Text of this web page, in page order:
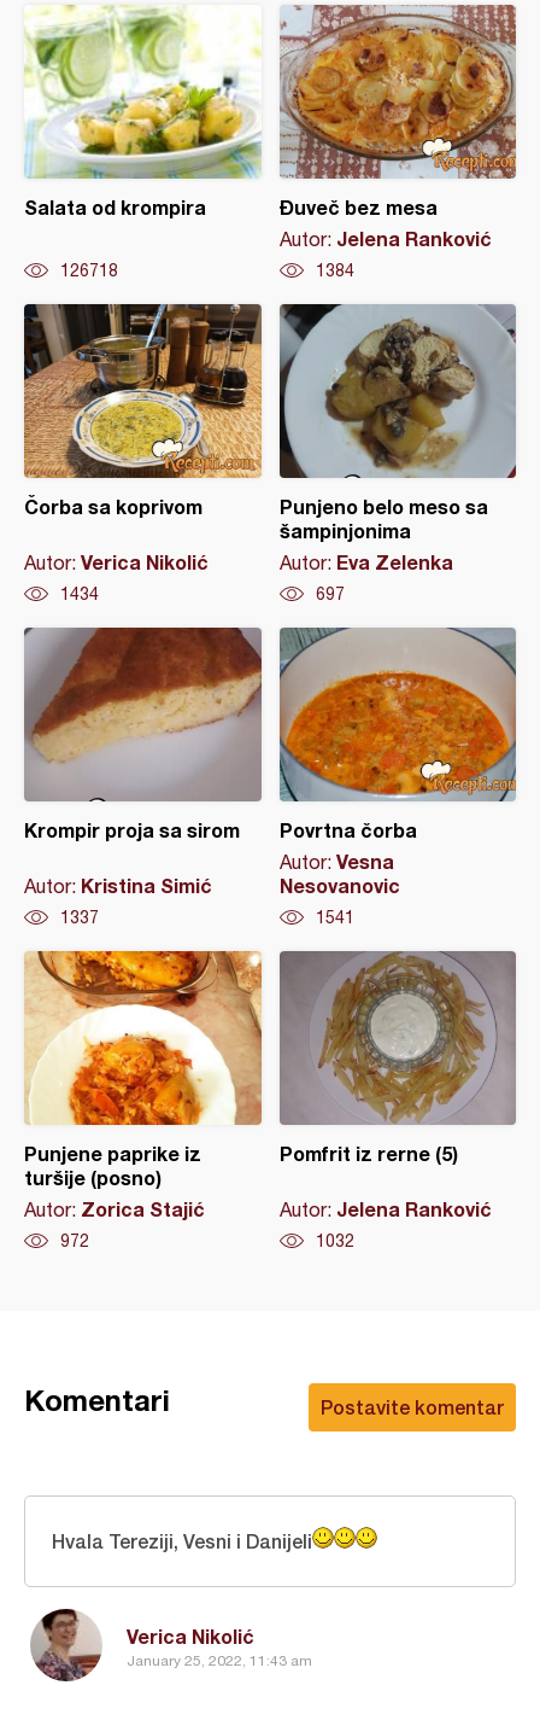
Salata od krompira
126718
Đuveč bez mesa
Autor: Jelena Ranković
1384
Čorba sa koprivom
Autor: Verica Nikolić
1434
Punjeno belo meso sa
šampinjonima
Autor: Eva Zelenka
697
Krompir proja sa sirom
Autor: Kristina Simić
1337
Povrtna čorba
Autor: Vesna
Nesovanovic
1541
Punjene paprike iz
turšije (posno)
Autor: Zorica Stajić
972
Pomfrit iz rerne (5)
Autor: Jelena Ranković
1032
Postavite komentar
Komentari
Verica Nikolić
January 25, 2022, 11:43 am
Hvala Tereziji, Vesni i Danijeli